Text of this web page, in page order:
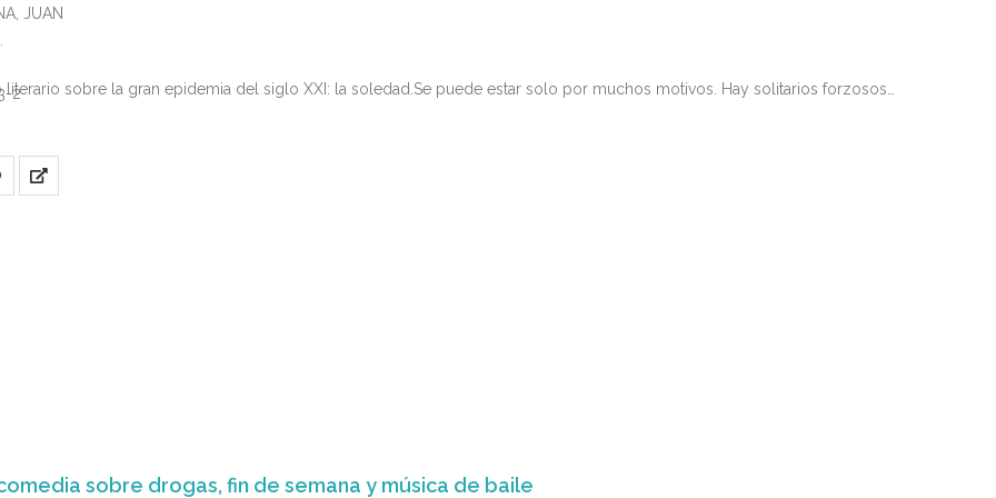
JUAN
2
literario sobre la gran epidemia del siglo XXI: la soledad.Se puede estar solo por muchos motivos. Hay solitarios forzosos…
sobre drogas, fin de semana y música de baile